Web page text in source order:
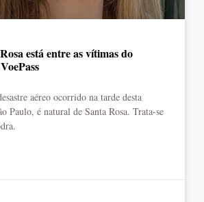
está entre as vítimas do
aéreo ocorrido na tarde desta
Paulo, é natural de Santa Rosa. Trata-se